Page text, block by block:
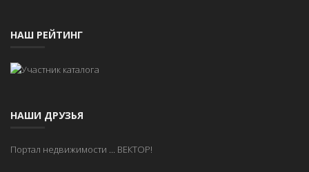
НАШ РЕЙТИНГ
НАШИ ДРУЗЬЯ
Портал недвижимости ... ВЕКТОР!